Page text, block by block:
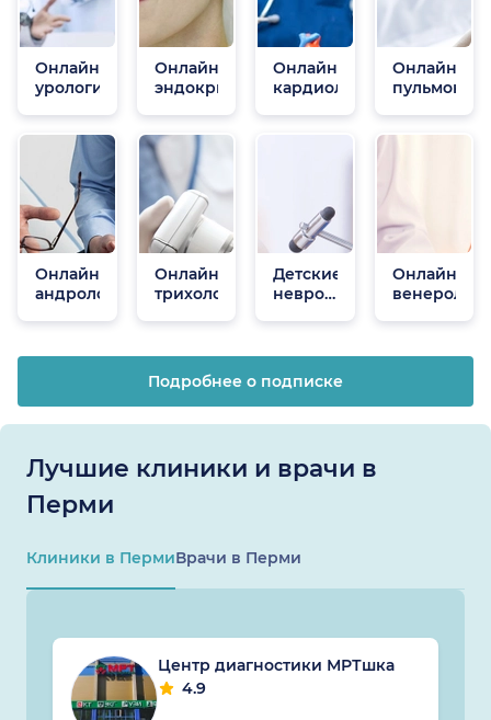
Онлайн
урологи
Онлайн
эндокринологи
Онлайн
кардиологи
Онлайн
Онлайн
андрологи
Онлайн
трихологи
Детские
неврологи
Онлайн
венерологи
Подробнее о подписке
Лучшие клиники и врачи в
Перми
Клиники в ПермиВрачи в Перми
Центр диагностики МРТшка
4.9